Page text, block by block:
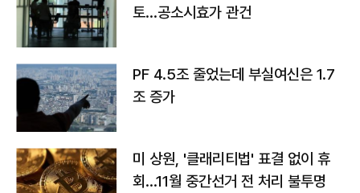
토…공소시효가 관건
PF 4.5조 줄었는데 부실여신은 1.7
조 증가
미 상원, '클래리티법' 표결 없이 휴
회…11월 중간선거 전 처리 불투명